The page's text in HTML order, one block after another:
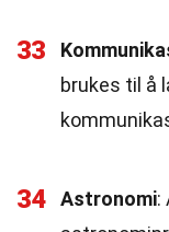
33
brukes til å
34 Astronomi: